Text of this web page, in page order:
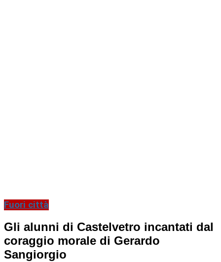
Fuori città
Gli alunni di Castelvetro incantati dal
coraggio morale di Gerardo
Sangiorgio